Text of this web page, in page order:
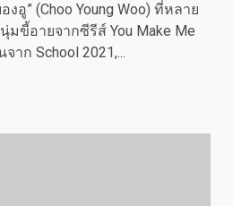
อู” (Choo Young Woo) ที่หลาย
ขี้อายจากซีรีส์ You Make Me
าก School 2021,...